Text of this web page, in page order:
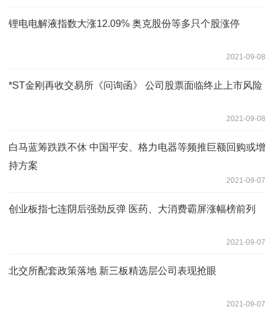
锂电电解液指数大涨12.09% 奥克股份等多只个股涨停
2021-09-08
*ST金刚再收交易所《问询函》 公司股票面临终止上市风险
2021-09-08
白马蓝筹跌跌不休 中国平安、格力电器等频推巨额回购或增
持方案
2021-09-07
创业板指七连阴后强劲反弹 医药、大消费霸屏涨幅榜前列
2021-09-07
北交所配套政策落地 新三板精选层公司表现抢眼
2021-09-07